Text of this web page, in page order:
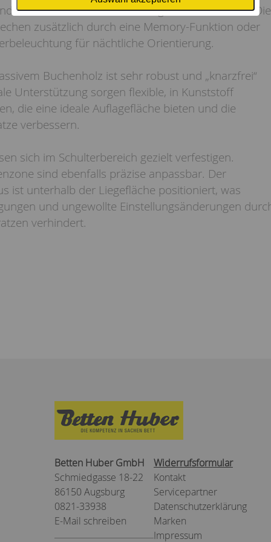
eine manuelle Notabsenkung bei Stromausfall. Die
zusätzlich durch eine Memory-Funktion oder
für nächtliche Orientierung.
Buchenholz ist sehr robust und „knarzfrei“
Unterstützung sorgen flexible, in Kunststoff
die eine ideale Auflagefläche bieten und die
verbessern.
sich im Schulterbereich gezielt verfestigen.
sind ebenfalls präzise anpassbar. Der
ist unterhalb der Liegefläche positioniert, was
und ungewollte Einstellungsänderungen
verhindert.
Betten Huber GmbH
Schmiedgasse 18-22
86150 Augsburg
0821-33938
E-Mail schreiben
Widerrufsformular
Kontakt
Servicepartner
Datenschutzerklärung
Marken
Impressum